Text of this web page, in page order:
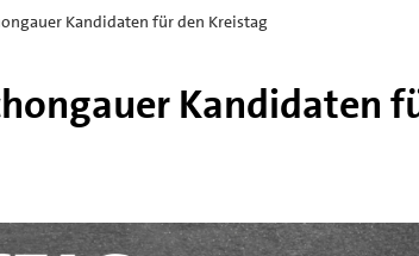
Kandidaten für den Kreistag
Kandidaten